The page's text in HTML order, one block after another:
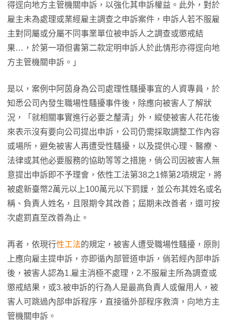
得逕向地方主管機關申訴，以強化其申訴權益。此外，對於
雇主未為處理或業經雇主調查之申訴案件，申訴人若不服雇
主對同屬或分屬不同事業單位被申訴人之調查或懲戒結
果…，於第一項但書第二款定明申訴人於此情形亦得逕向地
方主管機關申訴。」
是以，案例中阿茵身為公司處理性騷擾事宜的人資專員，於
知悉公司內發生職場性騷擾事件後，除應向被害人了解狀
況，「就相關事實進行必要之釐清」外，縱使被害人花花後
來表示沒有要向公司提出申訴，公司仍需採取調整工作內容
或場所，避免被害人再遭受性騷擾，以及提供心理、醫療、
法律或其他必要服務的協助等等之措施，倘公司因被害人無
意提出申訴即不予理會，依性工法第38之1條第2項規定，將
被處新臺幣2萬元以上100萬元以下罰鍰，並公布其姓名或名
稱、負責人姓名，且限期令其改善；屆期未改善者，還可按
次處罰直至改善為止。
再者，依現行性工法的規定，被害人遭受職場性騷擾，原則
上應向雇主提申訴，亦即循內部管道申訴，倘若經內部申訴
後，被害人認為1.雇主消極不處理，2.不服雇主所為調查或
懲戒結果，或3.被申訴的行為人是最高負責人或僱用人，被
害人可跳過內部申訴程序，直接循外部程序救濟，向地方主
管機關申訴。